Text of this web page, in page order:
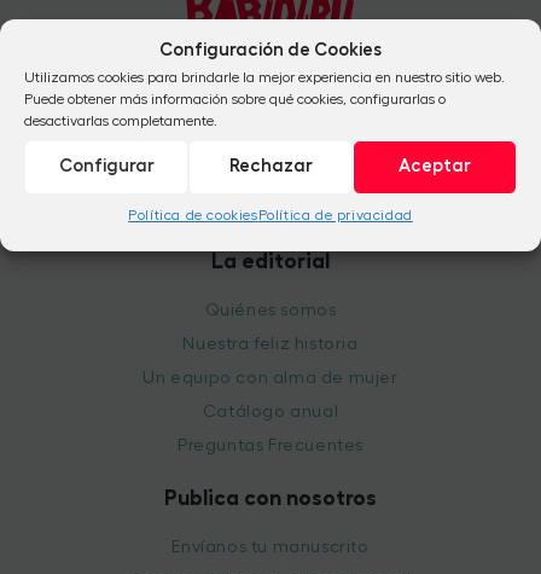
Configuración de Cookies
Utilizamos cookies para brindarle la mejor experiencia en nuestro sitio web.
Puede obtener más información sobre qué cookies, configurarlas o
desactivarlas completamente.
Aceptar
Rechazar
Configurar
Política de cookiesPolítica de privacidad
+34 954 824 041
La editorial
Quiénes somos
Nuestra feliz historia
Un equipo con alma de mujer
Catálogo anual
Preguntas Frecuentes
Publica con nosotros
Envíanos tu manuscrito